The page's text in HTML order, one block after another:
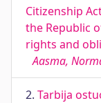
Citizenship
the Republic
rights and
Aasma,
2. Tarbija